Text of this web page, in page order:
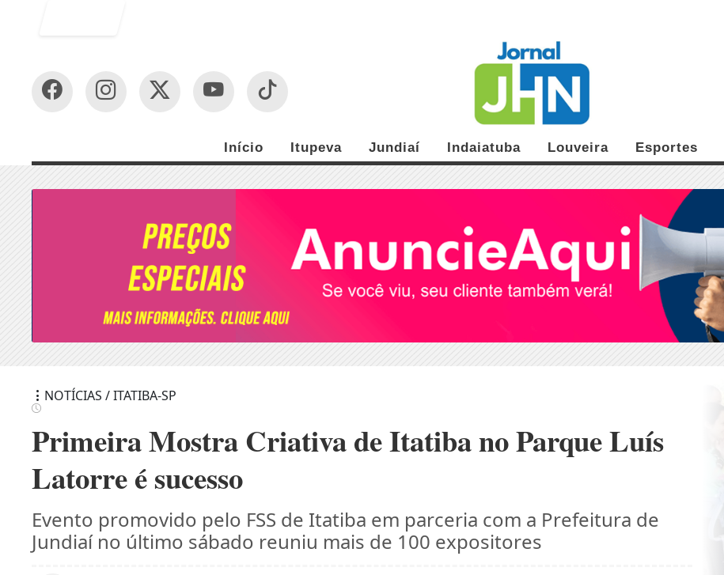
Início Itupeva Jundiaí Indaiatuba Louveira Esportes
NOTÍCIAS / ITATIBA-SP
Primeira Mostra Criativa de Itatiba no Parque Luís
Latorre é sucesso
Evento promovido pelo FSS de Itatiba em parceria com a Prefeitura de
Jundiaí no último sábado reuniu mais de 100 expositores